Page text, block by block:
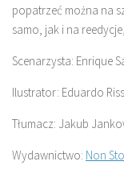
popatrzeć można na
samo, jak i na
Scenarzysta: Enrique
Ilustrator: Eduardo
Tłumacz: Jakub
Wydawnictwo: Non